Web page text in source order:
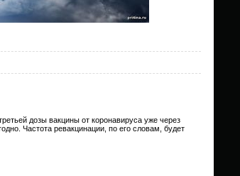
дозы вакцины от коронавируса уже через
Частота ревакцинации, по его словам, будет